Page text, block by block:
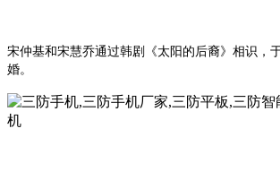
宋仲基和宋慧乔通过韩剧《太阳的后裔》相识，
婚。